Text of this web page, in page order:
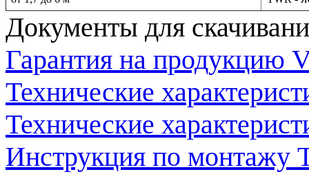
Документы для
Гарантия на продукцию
Технические
Технические
Инструкция по монтажу